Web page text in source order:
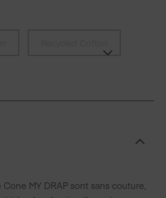
MY DRAP sont sans couture,